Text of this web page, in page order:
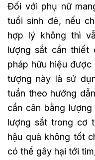
Đối với phụ nữ
tuổi sinh đẻ, nếu
hợp lý không thì
lượng sắt cần thiết
pháp hữu hiệu
tượng này là sử
tuần theo hướng
cần cân bằng
lượng sắt trong cơ
hậu quả không tốt
có thể gây hại tới